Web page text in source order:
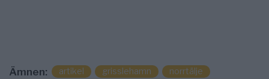
Ämnen: artikel grisslehamn
norrtälje